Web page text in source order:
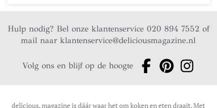
Hulp nodig? Bel onze klantenservice 020 894 7552 of
mail naarklantenservice@deliciousmagazine.nl
Volg ons en blijf op de hoogte
delicious. magazine is dáár waar het om koken en eten draait. Met